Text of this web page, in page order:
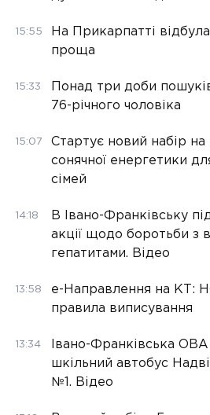
15:55
На Прикарпатті
проща
15:33
Понад три доби
76-річного чоловіка
15:07
Стартує новий набір на
сонячної енергетики
сімей
14:18
В Івано-Франківську
акції щодо боротьби з
гепатитами. Відео
13:58
е-Направлення на КТ:
правила виписування
13:34
Івано-Франківська
шкільний автобус
№1. Відео